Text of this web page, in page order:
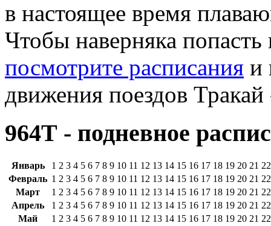
в настоящее время
Чтобы наверняка
посмотрите расписания и
движения поездов
964Т - подневное
Январь 1 2 3 4 5 6 7 8 9 10 11 12 13 14 15 16 17 18 19 20 21 22
Февраль 1 2 3 4 5 6 7 8 9 10 11 12 13 14 15 16 17 18 19 20 21 22
Март
1 2 3 4 5 6 7 8 9 10 11 12 13 14 15 16 17 18 19 20 21 22
Апрель
1 2 3 4 5 6 7 8 9 10 11 12 13 14 15 16 17 18 19 20 21 22
Май
1 2 3 4 5 6 7 8 9 10 11 12 13 14 15 16 17 18 19 20 21 22